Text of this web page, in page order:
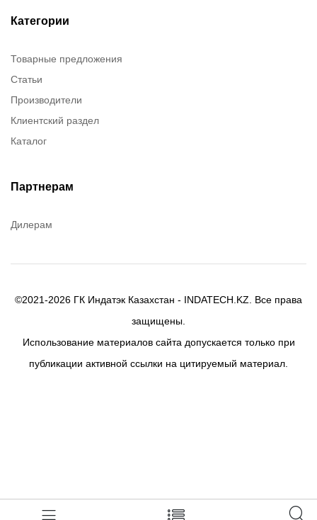
Категории
Товарные предложения
Статьи
Производители
Клиентский раздел
Каталог
Партнерам
Дилерам
©2021-2026 ГК Индатэк Казахстан - INDATECH.KZ. Все права
защищены.
Использование материалов сайта допускается только при
публикации активной ссылки на цитируемый материал.